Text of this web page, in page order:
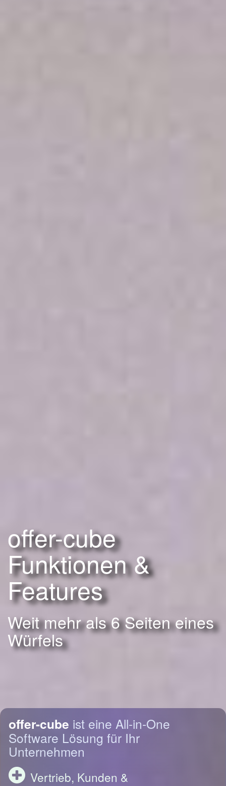
offer-cube
Funktionen &
Features
Weit mehr als 6 Seiten eines
Würfels
offer-cube ist eine All-in-One
Software Lösung für Ihr
Unternehmen
Vertrieb, Kunden &